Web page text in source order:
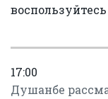
воспользуйтесь
17:00
Душанбе